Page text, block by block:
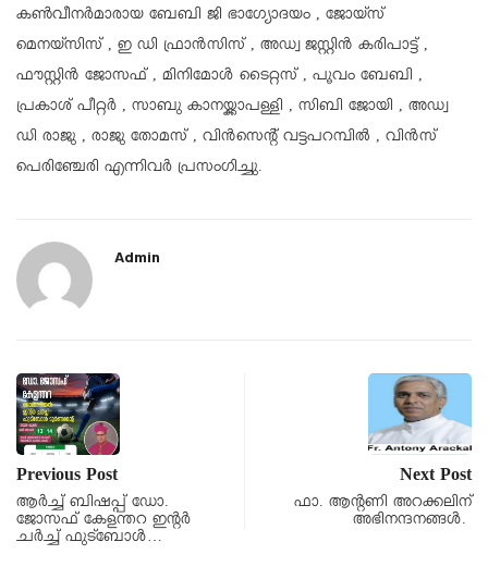
കൺവീനർമാരായ ബേബി ജി ഭാഗ്യോദയം , ജോയ്സ്
മെനയ്സിസ് , ഇ ഡി ഫ്രാൻസിസ് , അഡ്വ ജസ്റ്റിൻ കരിപാട്ട് ,
ഫൗസ്റ്റിൻ ജോസഫ് , മിനിമോൾ ടൈറ്റസ് , പൂവം ബേബി ,
പ്രകാശ് പീറ്റർ , സാബു കാനയ്ക്കാപള്ളി , സിബി ജോയി , അഡ്വ
ഡി രാജു , രാജു തോമസ് , വിൻസെന്റ് വട്ടപറമ്പിൽ , വിൻസ്
പെരിഞ്ചേരി എന്നിവർ പ്രസംഗിച്ചു.
Admin
Previous Post
ആർച്ച് ബിഷപ്പ് ഡോ.
ജോസഫ് കേളന്തറ ഇൻ്റർ
ചർച്ച് ഫുട്ബോൾ…
Next Post
ഫാ. ആൻ്റണി അറക്കലിന്
അഭിനന്ദനങ്ങൾ.